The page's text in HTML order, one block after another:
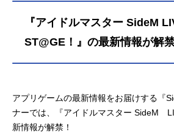
『アイドルマスター SideM
ST@GE！』の最新情報が解禁
アプリゲームの最新情報をお届けする『
ナーでは、『アイドルマスター SideM
新情報が解禁！